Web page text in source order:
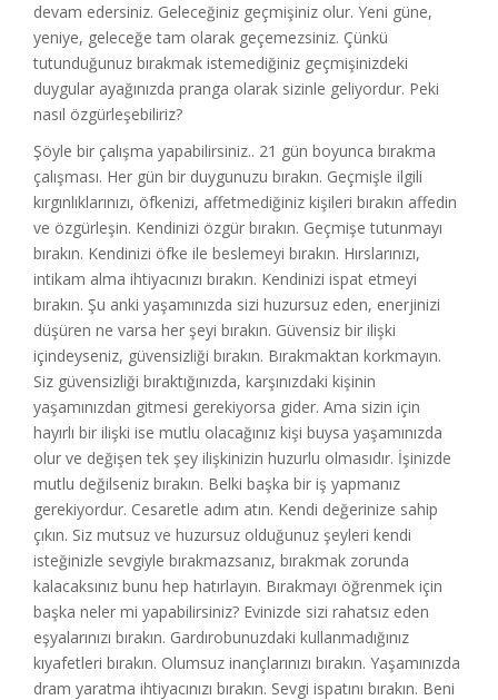
devam edersiniz. Geleceğiniz geçmişiniz olur. Yeni güne,
yeniye, geleceğe tam olarak geçemezsiniz. Çünkü
tutunduğunuz bırakmak istemediğiniz geçmişinizdeki
duygular ayağınızda pranga olarak sizinle geliyordur. Peki
nasıl özgürleşebiliriz?
Şöyle bir çalışma yapabilirsiniz.. 21 gün boyunca bırakma
çalışması. Her gün bir duygunuzu bırakın. Geçmişle ilgili
kırgınlıklarınızı, öfkenizi, affetmediğiniz kişileri bırakın affedin
ve özgürleşin. Kendinizi özgür bırakın. Geçmişe tutunmayı
bırakın. Kendinizi öfke ile beslemeyi bırakın. Hırslarınızı,
intikam alma ihtiyacınızı bırakın. Kendinizi ispat etmeyi
bırakın. Şu anki yaşamınızda sizi huzursuz eden, enerjinizi
düşüren ne varsa her şeyi bırakın. Güvensiz bir ilişki
içindeyseniz, güvensizliği bırakın. Bırakmaktan korkmayın.
Siz güvensizliği bıraktığınızda, karşınızdaki kişinin
yaşamınızdan gitmesi gerekiyorsa gider. Ama sizin için
hayırlı bir ilişki ise mutlu olacağınız kişi buysa yaşamınızda
olur ve değişen tek şey ilişkinizin huzurlu olmasıdır. İşinizde
mutlu değilseniz bırakın. Belki başka bir iş yapmanız
gerekiyordur. Cesaretle adım atın. Kendi değerinize sahip
çıkın. Siz mutsuz ve huzursuz olduğunuz şeyleri kendi
isteğinizle sevgiyle bırakmazsanız, bırakmak zorunda
kalacaksınız bunu hep hatırlayın. Bırakmayı öğrenmek için
başka neler mi yapabilirsiniz? Evinizde sizi rahatsız eden
eşyalarınızı bırakın. Gardırobunuzdaki kullanmadığınız
kıyafetleri bırakın. Olumsuz inançlarınızı bırakın. Yaşamınızda
dram yaratma ihtiyacınızı bırakın. Sevgi ispatını bırakın. Beni